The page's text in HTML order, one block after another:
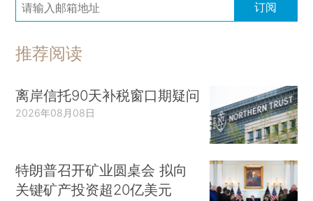
订阅
推荐阅读
离岸信托90天补税窗口期疑问
2026年08月08日
特朗普召开矿业圆桌会 拟向
关键矿产投资超20亿美元